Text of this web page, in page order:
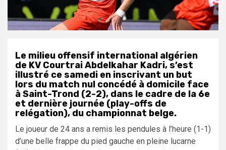
Le milieu offensif international algérien
de KV Courtrai Abdelkahar Kadri, s’est
illustré ce samedi en inscrivant un but
lors du match nul concédé à domicile face
à Saint-Trond (2-2), dans le cadre de la 6e
et dernière journée (play-offs de
relégation), du championnat belge.
Le joueur de 24 ans a remis les pendules à l’heure (1-1)
d’une belle frappe du pied gauche en pleine lucarne